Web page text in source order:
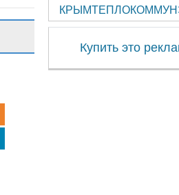
Купить это